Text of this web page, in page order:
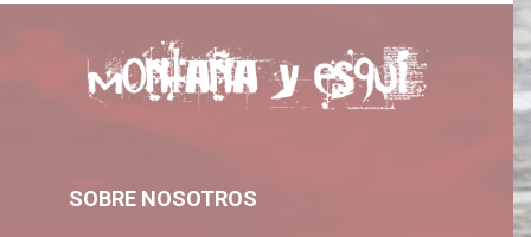
SOBRE NOSOTROS